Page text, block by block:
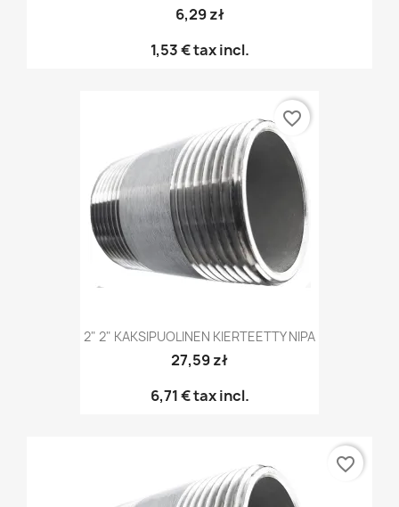
6,29 zł
1,53 €tax incl.
2" 2" KAKSIPUOLINEN KIERTEETTY NIPA
27,59 zł
6,71 €tax incl.
favorite_border
favorite_border